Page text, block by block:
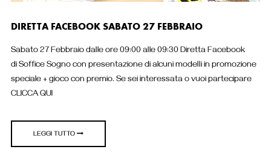
DIRETTA FACEBOOK SABATO 27 FEBBRAIO
Sabato 27 Febbraio dalle ore 09:00 alle 09:30 Diretta Facebook
di Soffice Sogno con presentazione di alcuni modelli in promozione
speciale + gioco con premio. Se sei interessata o vuoi partecipare
CLICCA QUI
LEGGI TUTTO